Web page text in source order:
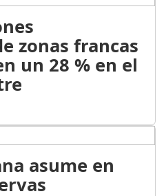
zonas francas
un 28 % en el
asume en